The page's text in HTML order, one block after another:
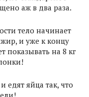
аж в два раза.
тело начинает
и уже к концу
показывать на 8 кг